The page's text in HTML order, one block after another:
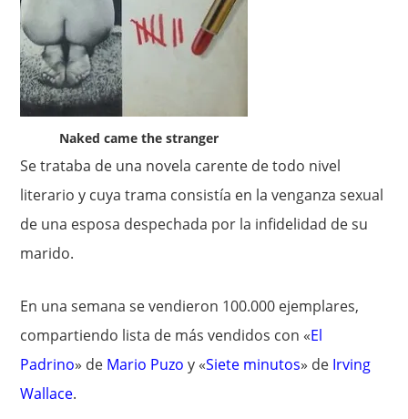
Naked came the stranger
Se trataba de una novela carente de todo nivel
literario y cuya trama consistía en la venganza sexual
de una esposa despechada por la infidelidad de su
marido.
En una semana se vendieron 100.000 ejemplares,
compartiendo lista de más vendidos con «El
Padrino» de Mario Puzo y «Siete minutos» de Irving
Wallace.